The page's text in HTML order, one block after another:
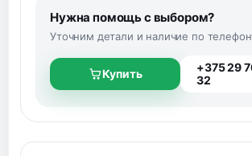
Нужна помощь с выбором?
Уточним детали и наличие по
Купить
+375 29
32